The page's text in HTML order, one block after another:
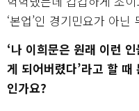
‘본업’인 경기민요가 아
‘나 이희문은 원래 이런
게 되어버렸다’라고 할
인가요?